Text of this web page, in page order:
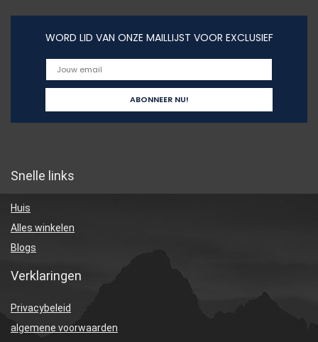
WORD LID VAN ONZE MAILLIJST VOOR EXCLUSIEF
Snelle links
Huis
Alles winkelen
Blogs
Verklaringen
Privacybeleid
algemene voorwaarden